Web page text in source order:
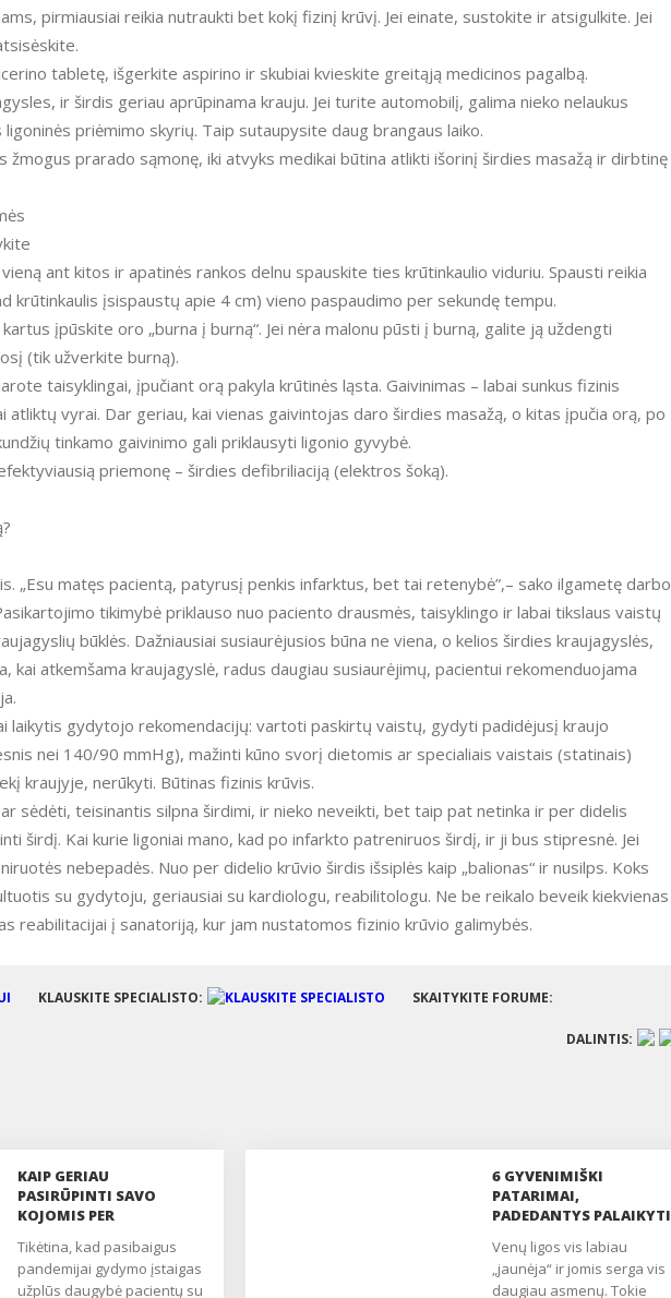
pirmiausiai reikia nutraukti bet kokį fizinį krūvį. Jei einate, sustokite ir atsigulkite. Jei
tabletę, išgerkite aspirino ir skubiai kvieskite greitąją medicinos pagalbą.
ir širdis geriau aprūpinama krauju. Jei turite automobilį, galima nieko nelaukus
priėmimo skyrių. Taip sutaupysite daug brangaus laiko.
žmogus prarado sąmonę, iki atvyks medikai būtina atlikti išorinį širdies masažą ir dirbtinę
ant kitos ir apatinės rankos delnu spauskite ties krūtinkaulio viduriu. Spausti reikia
krūtinkaulis įsispaustų apie 4 cm) vieno paspaudimo per sekundę tempu.
įpūskite oro „burna į burną“. Jei nėra malonu pūsti į burną, galite ją uždengti
(tik užverkite burną).
taisyklingai, įpučiant orą pakyla krūtinės ląsta. Gaivinimas – labai sunkus fizinis
atliktų vyrai. Dar geriau, kai vienas gaivintojas daro širdies masažą, o kitas įpučia orą, po
tinkamo gaivinimo gali priklausyti ligonio gyvybė.
priemonę – širdies defibriliaciją (elektros šoką).
„Esu matęs pacientą, patyrusį penkis infarktus, bet tai retenybė”,– sako ilgametę darbo
tikimybė priklauso nuo paciento drausmės, taisyklingo ir labai tikslaus vaistų
būklės. Dažniausiai susiaurėjusios būna ne viena, o kelios širdies kraujagyslės,
kai atkemšama kraujagyslė, radus daugiau susiaurėjimų, pacientui rekomenduojama
laikytis gydytojo rekomendacijų: vartoti paskirtų vaistų, gydyti padidėjusį kraujo
nei 140/90 mmHg), mažinti kūno svorį dietomis ar specialiais vaistais (statinais)
kraujyje, nerūkyti. Būtinas fizinis krūvis.
sėdėti, teisinantis silpna širdimi, ir nieko neveikti, bet taip pat netinka ir per didelis
širdį. Kai kurie ligoniai mano, kad po infarkto patreniruos širdį, ir ji bus stipresnė. Jei
nebepadės. Nuo per didelio krūvio širdis išsiplės kaip „balionas“ ir nusilps. Koks
su gydytoju, geriausiai su kardiologu, reabilitologu. Ne be reikalo beveik kiekvienas
reabilitacijai į sanatoriją, kur jam nustatomos fizinio krūvio galimybės.
KLAUSKITE SPECIALISTO: SKAITYKITE FORUME:
DALINTIS:
KAIP GERIAU
PASIRŪPINTI SAVO
KOJOMIS PER
Tikėtina, kad pasibaigus
pandemijai gydymo įstaigas
užplūs daugybė pacientų su
6 GYVENIMIŠKI
PATARIMAI,
PADEDANTYS PALAIKYTI
Venų ligos vis labiau
„jaunėja“ ir jomis serga vis
daugiau asmenų. Tokie